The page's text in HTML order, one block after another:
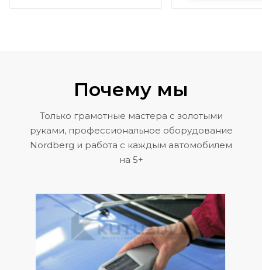
Почему мы
Только грамотные мастера с золотыми
руками, профессиональное оборудование
Nordberg и работа с каждым автомобилем
на 5+